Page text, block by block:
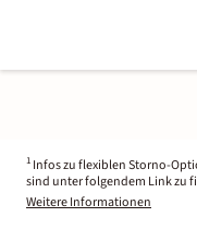
1 Infos zu flexiblen Storno-
sind unter folgendem Link zu
Weitere Informationen